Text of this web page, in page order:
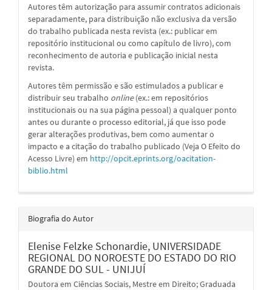
Autores têm autorização para assumir contratos adicionais
separadamente, para distribuição não exclusiva da versão
do trabalho publicada nesta revista (ex.: publicar em
repositório institucional ou como capítulo de livro), com
reconhecimento de autoria e publicação inicial nesta
revista.
Autores têm permissão e são estimulados a publicar e
distribuir seu trabalho online(ex.: em repositórios
institucionais ou na sua página pessoal) a qualquer ponto
antes ou durante o processo editorial, já que isso pode
gerar alterações produtivas, bem como aumentar o
impacto e a citação do trabalho publicado (Veja O Efeito do
Acesso Livre) em http://opcit.eprints.org/oacitation-
biblio.html
Biografia do Autor
Elenise Felzke Schonardie, UNIVERSIDADE
REGIONAL DO NOROESTE DO ESTADO DO RIO
GRANDE DO SUL - UNIJUÍ
Doutora em Ciências Sociais, Mestre em Direito; Graduada